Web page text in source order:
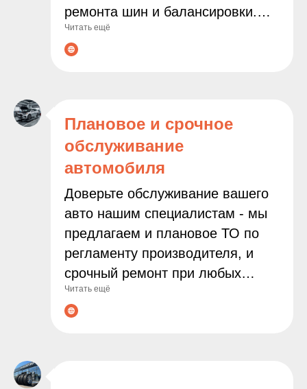
ремонта шин и балансировки.
Мы используем современное
оборудование и работаем только
безопасность результата.
Доверяя нам заботу о колёсах
вашего автомобиля, вы можете
быть уверены в
профессионализме наших
мастеров и внимательном
подходе к каждой задаче.
Читать ещё
Плановое и срочное
обслуживание
автомобиля
Доверьте обслуживание вашего
авто нашим специалистам - мы
предлагаем и плановое ТО по
регламенту производителя, и
срочный ремонт при любых
неполадках. Современное
оборудование и опытные
Читать ещё